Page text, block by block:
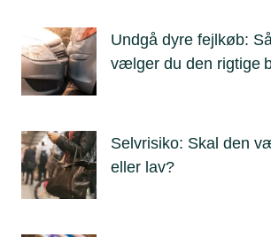
Undgå dyre fejlkøb:
vælger du den rigtige
Selvrisiko: Skal den
eller lav?